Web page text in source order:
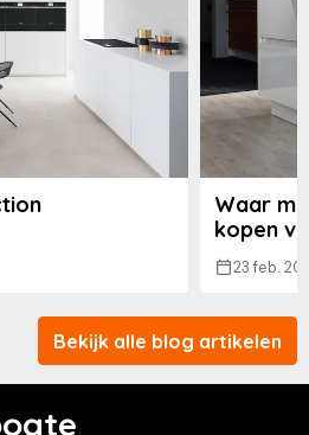
Waar
kopen
23 feb.
Bekijk alle blog artikelen